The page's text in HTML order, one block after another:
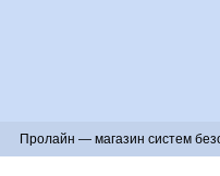
Пролайн — магазин систем